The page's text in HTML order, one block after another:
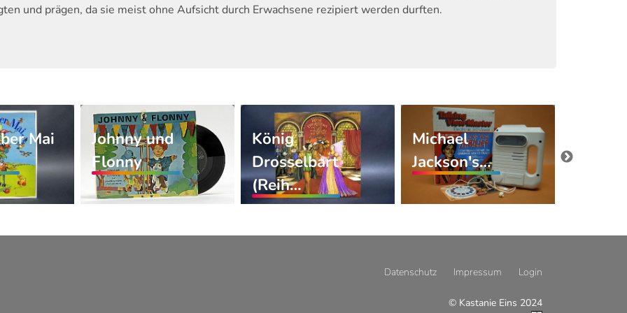
und prägen, da sie meist ohne Aufsicht durch Erwachsene rezipiert werden durften.
Mai
Johnny und
Flonny
König
Drosselbart
(Reih…
Michael
Jackson's…
Datenschutz Impressum Login
© Kastanie Eins 2024